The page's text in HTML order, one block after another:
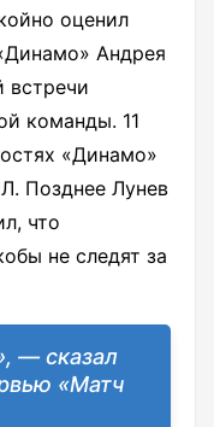
оценил
Андрея
встречи
команды. 11
«Динамо»
Позднее Лунев
что
не следят за
— сказал
«Матч